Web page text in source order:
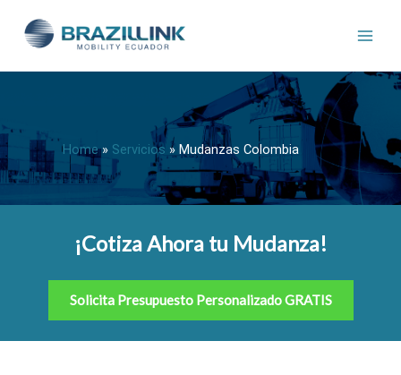
contenido
Home» Servicios » Mudanzas Colombia
¡Cotiza Ahora tu Mudanza!
Solicita Presupuesto Personalizado GRATIS